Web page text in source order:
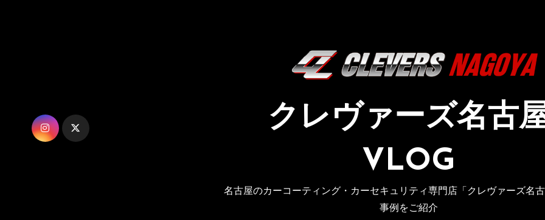
クレヴァーズ名古
VLOG
名古屋のカーコーティング・カーセキュリティ専門店「クレヴァーズ名
事例をご紹介